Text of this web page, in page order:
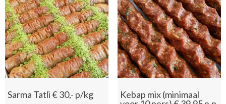
Sarma Tatli € 30,- p/kg
Kebap mix (minimaal